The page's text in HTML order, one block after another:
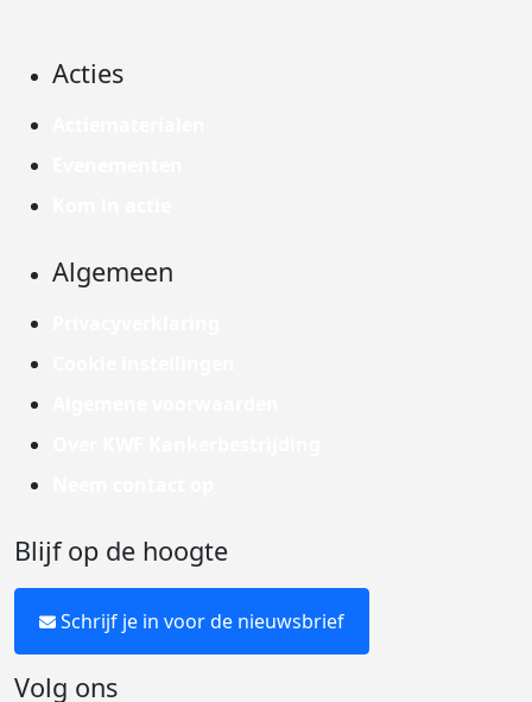
Acties
Algemeen
Blijf op de hoogte
Schrijf je in voor de nieuwsbrief
Volg ons